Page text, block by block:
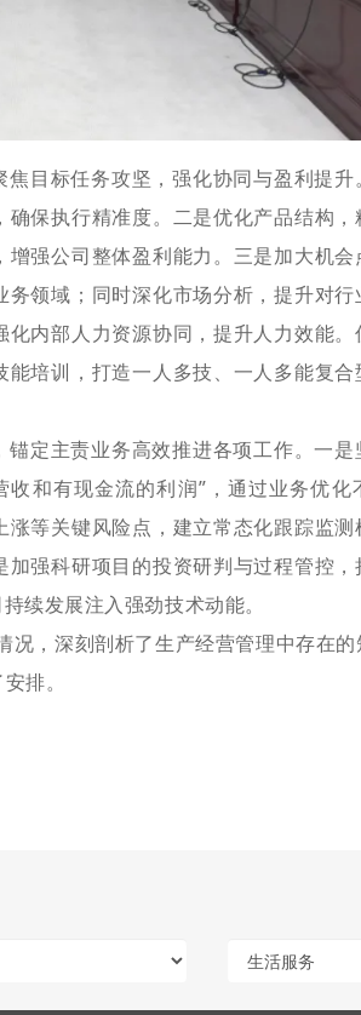
目标任务攻坚，强化协同与盈利提
保执行精准度。二是优化产品结构，
强公司整体盈利能力。三是加大机会
领域；同时深化市场分析，提升对行
内部人力资源协同，提升人力效能
培训，打造一人多技、一人多能复合
定主责业务高效推进各项工作。一
和有现金流的利润”，通过业务优化
等关键风险点，建立常态化跟踪监
强科研项目的投资研判与过程管控
续发展注入强劲技术动能。
，深刻剖析了生产经营管理中存在
排。